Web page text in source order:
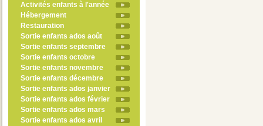
Activités enfants à l'année
Hébergement
Restauration
Sortie enfants ados août
Sortie enfants septembre
Sortie enfants octobre
Sortie enfants novembre
Sortie enfants décembre
Sortie enfants ados janvier
Sortie enfants ados février
Sortie enfants ados mars
Sortie enfants ados avril